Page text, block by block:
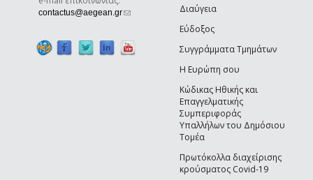
contactus@aegean.gr(link sends e-mail)Διαύγεια
Εύδοξος
Συγγράμματα Τμημάτων
Η Ευρώπη σου
Κώδικας Ηθικής και
Επαγγελματικής
Συμπεριφοράς
Υπαλλήλων του Δημόσιου
Τομέα
Πρωτόκολλα διαχείρισης
κρούσματος Covid-19